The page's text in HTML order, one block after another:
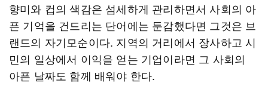
향미와 컵의 색감은 섬세하게 관리하면서 사회의 아
픈 기억을 건드리는 단어에는 둔감했다면 그것은 브
랜드의 자기모순이다. 지역의 거리에서 장사하고 시
민의 일상에서 이익을 얻는 기업이라면 그 사회의
아픈 날짜도 함께 배워야 한다.